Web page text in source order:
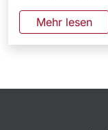
Mehr lesen